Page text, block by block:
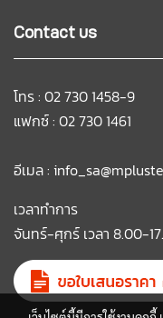
Contact us
โทร : 02 730 1458-9
แฟกซ์ : 02 730 1461
อีเมล :
เวลาทำการ
จันทร์-ศุกร์ เวลา 8.00-